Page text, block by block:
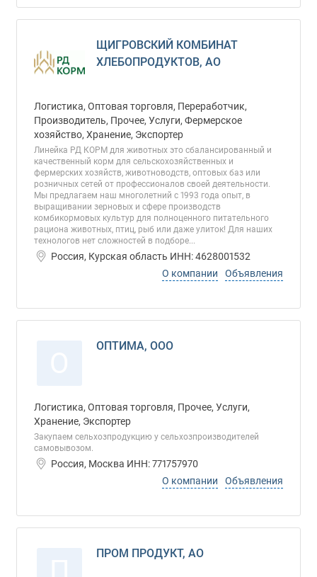
ЩИГРОВСКИЙ КОМБИНАТ
ХЛЕБОПРОДУКТОВ, АО
Логистика, Оптовая торговля, Переработчик,
Производитель, Прочее, Услуги, Фермерское
хозяйство, Хранение, Экспортер
Линейка РД КОРМ для животных это сбалансированный и
качественный корм для сельскохозяйственных и
фермерских хозяйств, животноводств, оптовых баз или
розничных сетей от профессионалов своей деятельности.
Мы предлагаем наш многолетний с 1993 года опыт, в
выращивании зерновых и сфере производств
комбикормовых культур для полноценного питательного
рациона животных, птиц, рыб или даже улиток! Для наших
технологов нет сложностей в подборе...
Россия, Курская область ИНН: 4628001532
О компании
Объявления
ОПТИМА, ООО
Логистика, Оптовая торговля, Прочее, Услуги,
Хранение, Экспортер
Закупаем сельхозпродукцию у сельхозпроизводителей
самовывозом.
Россия, Москва ИНН: 771757970
О компании
Объявления
ПРОМ ПРОДУКТ, АО